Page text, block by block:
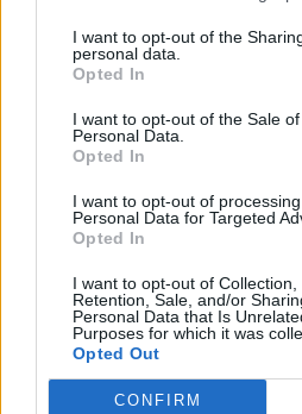
I want to opt-out of the
personal data.
Opted In
I want to opt-out of the Sale
Personal Data.
Opted In
I want to opt-out of
Personal Data for Targeted
Opted In
I want to opt-out of Collection,
Retention, Sale, and/or
Personal Data that Is
Purposes for which it was
Opted Out
CONFIRM
news
ARTICLES CONNEXES